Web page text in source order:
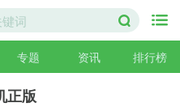
专题 资讯 排行榜
正版